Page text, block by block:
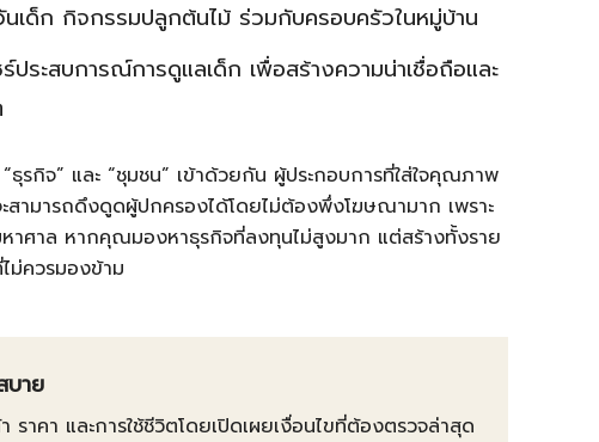
เด็ก กิจกรรมปลูกต้นไม้ ร่วมกับครอบครัวในหมู่บ้าน
ประสบการณ์การดูแลเด็ก เพื่อสร้างความน่าเชื่อถือและ
ธุรกิจ” และ “ชุมชน” เข้าด้วยกัน ผู้ประกอบการที่ใส่ใจคุณภาพ
สามารถดึงดูดผู้ปกครองได้โดยไม่ต้องพึ่งโฆษณามาก เพราะ
ศาล หากคุณมองหาธุรกิจที่ลงทุนไม่สูงมาก แต่สร้างทั้งราย
ม่ควรมองข้าม
บาย
ราคา และการใช้ชีวิตโดยเปิดเผยเงื่อนไขที่ต้องตรวจล่าสุด